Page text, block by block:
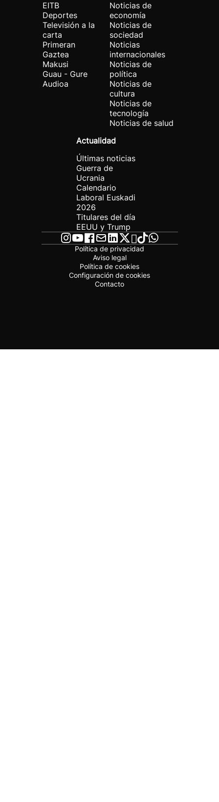
EITB
Deportes
Televisión a la
carta
Primeran
Gaztea
Makusi
Guau - Gure
Audioa
Noticias de
economía
Noticias de
sociedad
Noticias
internacionales
Noticias de
política
Noticias de
cultura
Noticias de
tecnología
Noticias de salud
Actualidad
Últimas noticias
Guerra de
Ucrania
Calendario
Laboral Euskadi
2026
Titulares del día
EEUU y Trump
Política de privacidad
Aviso legal
Política de cookies
Configuración de cookies
Contacto